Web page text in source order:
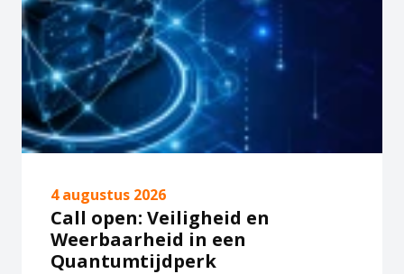
4 augustus 2026
Call open: Veiligheid en
Weerbaarheid in een
Quantumtijdperk